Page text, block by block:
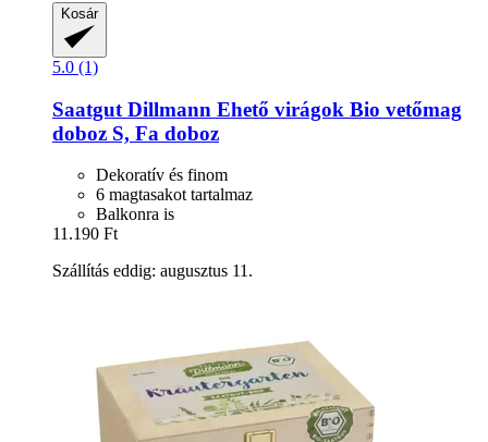
Kosár
5.0 (1)
Saatgut Dillmann Ehető virágok Bio vetőmag
doboz S, Fa doboz
Dekoratív és finom
6 magtasakot tartalmaz
Balkonra is
11.190 Ft
Szállítás eddig: augusztus 11.